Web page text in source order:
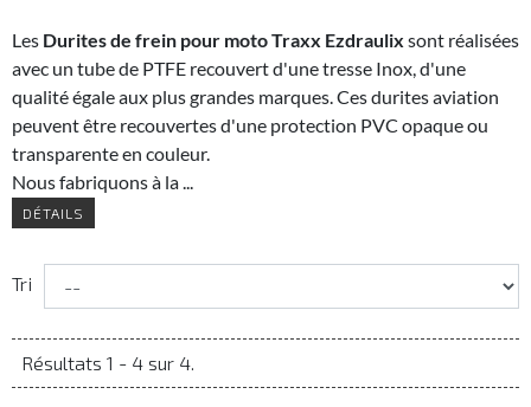
Les Durites de frein pour moto Traxx Ezdraulix sont réalisées
avec un tube de PTFE recouvert d'une tresse Inox, d'une
qualité égale aux plus grandes marques. Ces durites aviation
peuvent être recouvertes d'une protection PVC opaque ou
transparente en couleur.
Nous fabriquons à la ...
DÉTAILS
Tri
Résultats 1 - 4 sur 4.